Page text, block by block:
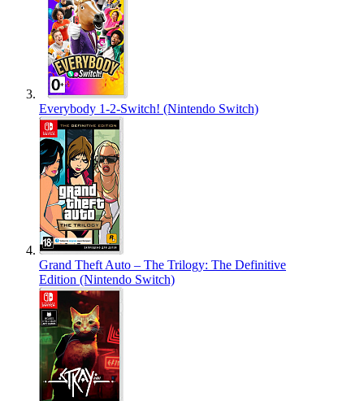
Everybody 1-2-Switch! (Nintendo Switch)
Grand Theft Auto – The Trilogy: The Definitive
Edition (Nintendo Switch)